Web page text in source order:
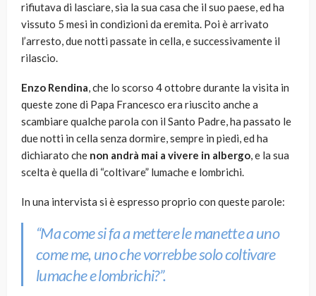
rifiutava di lasciare, sia la sua casa che il suo paese, ed ha
vissuto 5 mesi in condizioni da eremita. Poi è arrivato
l’arresto, due notti passate in cella, e successivamente il
rilascio.
Enzo Rendina, che lo scorso 4 ottobre durante la visita in
queste zone di Papa Francesco era riuscito anche a
scambiare qualche parola con il Santo Padre, ha passato le
due notti in cella senza dormire, sempre in piedi, ed ha
dichiarato che non andrà mai a vivere in albergo, e la sua
scelta è quella di “coltivare” lumache e lombrichi.
In una intervista si è espresso proprio con queste parole:
“Ma come si fa a mettere le manette a uno
come me, uno che vorrebbe solo coltivare
lumache e lombrichi?”.